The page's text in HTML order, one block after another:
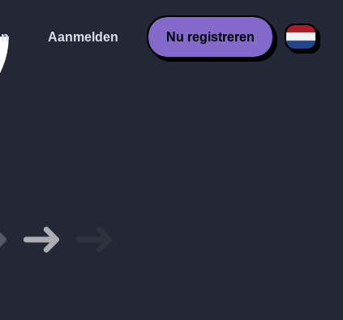
Aanmelden Nu registreren